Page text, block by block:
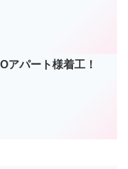
パート様着工！